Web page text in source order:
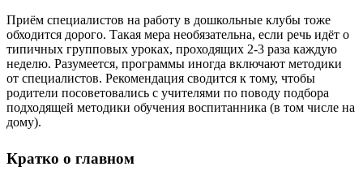
Приём специалистов на работу в дошкольные клубы тоже
обходится дорого. Такая мера необязательна, если речь идёт о
типичных групповых уроках, проходящих 2-3 раза каждую
неделю. Разумеется, программы иногда включают методики
от специалистов. Рекомендация сводится к тому, чтобы
родители посоветовались с учителями по поводу подбора
подходящей методики обучения воспитанника (в том числе на
дому).
Кратко о главном